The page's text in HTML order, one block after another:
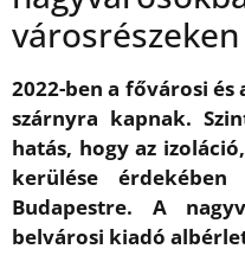
városrészeken
2022-ben a fővárosi
szárnyra kapnak.
hatás, hogy az
kerülése
Budapestre. A
belvárosi kiadó